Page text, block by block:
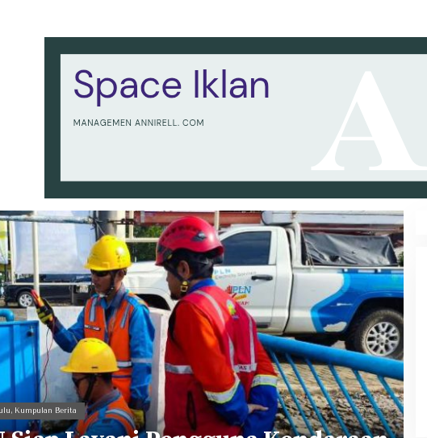
, Kumpulan Berita
Ke Tanah Suci Biar Fokus Ibadah,
Urusan Koneksi Pakai Tri Ibadah